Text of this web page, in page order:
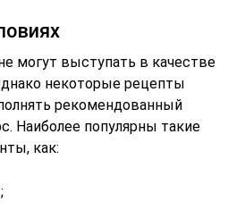
могут выступать в качестве
некоторые рецепты
рекомендованный
Наиболее популярны такие
как: